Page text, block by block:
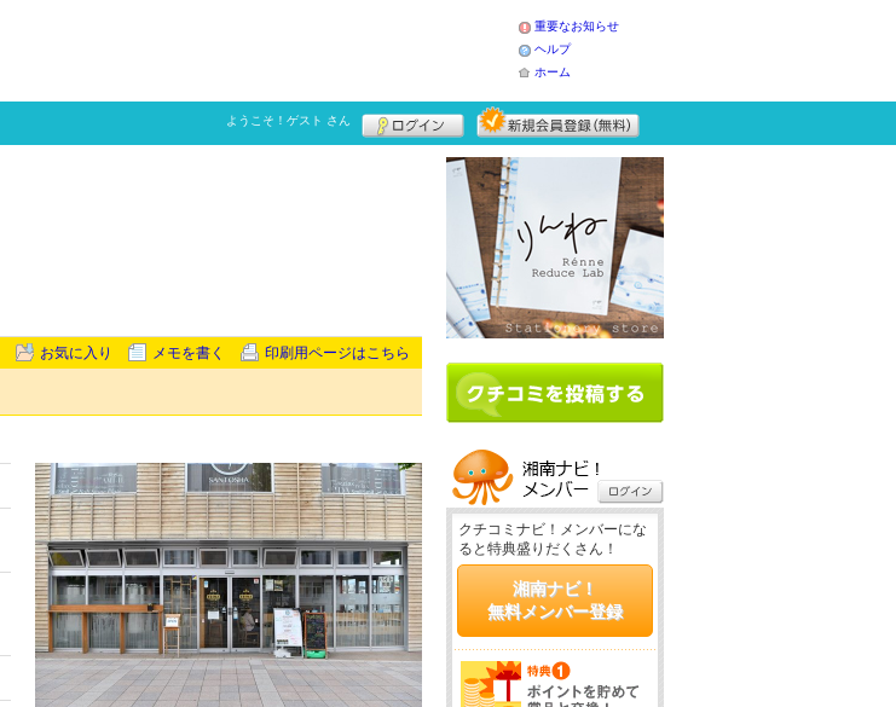
重要なお知らせ
ヘルプ
ホーム
ようこそ！ ゲスト さん
お気に入り メモを書く 印刷用ページはこちら
クチコミナビ！メンバーにな
ると特典盛りだくさん！
湘南ナビ！
無料メンバー登録